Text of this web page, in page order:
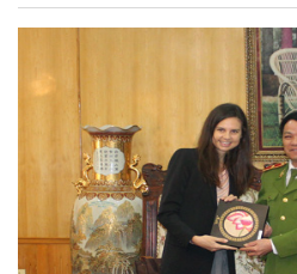
làm việc với Học viện Cảnh sát
ngày 16/01/2015 đến ngày 20/